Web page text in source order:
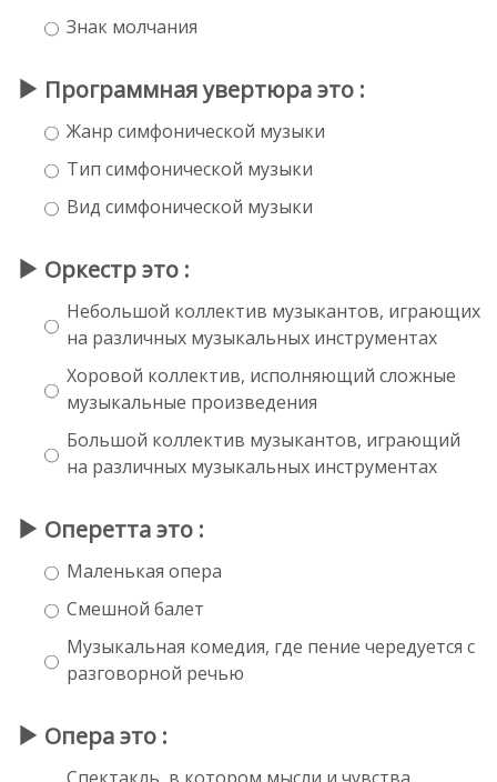
Знак молчания
Программная увертюра это :
Жанр симфонической музыки
Тип симфонической музыки
Вид симфонической музыки
Оркестр это :
Небольшой коллектив музыкантов, играющих
на различных музыкальных инструментах
Хоровой коллектив, исполняющий сложные
музыкальные произведения
Большой коллектив музыкантов, играющий
на различных музыкальных инструментах
Оперетта это :
Маленькая опера
Смешной балет
Музыкальная комедия, где пение чередуется с
разговорной речью
Опера это :
Спектакль, в котором мысли и чувства